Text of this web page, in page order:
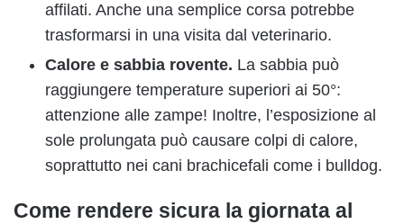
affilati. Anche una semplice corsa potrebbe
trasformarsi in una visita dal veterinario.
Calore e sabbia rovente. La sabbia può
raggiungere temperature superiori ai 50°:
attenzione alle zampe! Inoltre, l’esposizione al
sole prolungata può causare colpi di calore,
soprattutto nei cani brachicefali come i bulldog.
Come rendere sicura la giornata al